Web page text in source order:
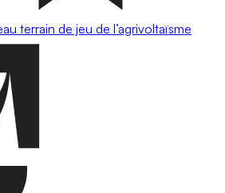
terrain de jeu de l’agrivoltaïsme